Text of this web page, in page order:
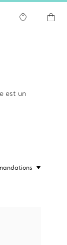
est un